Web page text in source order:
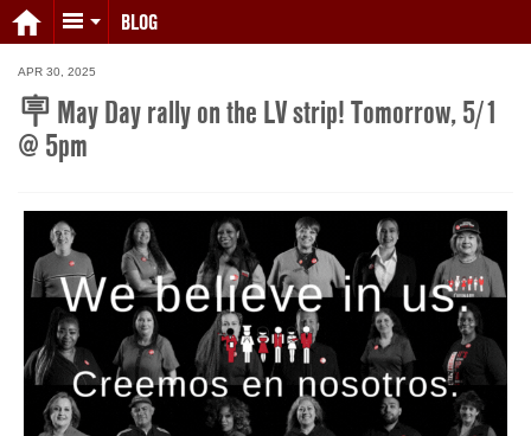
BLOG
APR 30, 2025
🪧 May Day rally on the LV strip! Tomorrow, 5/1
@ 5pm